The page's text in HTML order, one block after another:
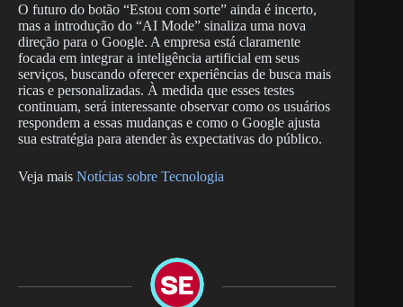
O futuro do botão “Estou com sorte” ainda é incerto,
mas a introdução do “AI Mode” sinaliza uma nova
direção para o Google. A empresa está claramente
focada em integrar a inteligência artificial em seus
serviços, buscando oferecer experiências de busca mais
ricas e personalizadas. À medida que esses testes
continuam, será interessante observar como os usuários
respondem a essas mudanças e como o Google ajusta
sua estratégia para atender às expectativas do público.
Veja mais Notícias sobre Tecnologia